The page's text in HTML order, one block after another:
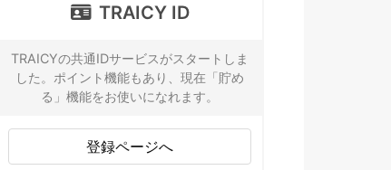
TRAICY ID
TRAICYの共通IDサービスがスタートしま
した。ポイント機能もあり、現在「貯め
る」機能をお使いになれます。
登録ページへ